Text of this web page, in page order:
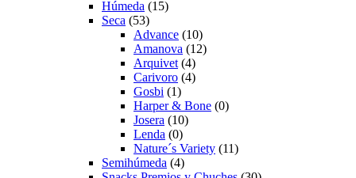
Húmeda (15)
Seca (53)
Advance (10)
Amanova (12)
Arquivet (4)
Carivoro (4)
Gosbi (1)
Harper & Bone (0)
Josera (10)
Lenda (0)
Nature´s Variety (11)
Semihúmeda (4)